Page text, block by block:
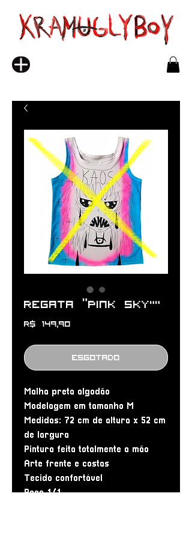
Regata “Pink Sky""
R$ 149,90
Esgotado
Malha preta algodão
Modelagem em tamanho M
Medidas: 72 cm de altura x 52 cm
de largura
Pintura feita totalmente a mão
Arte frente e costas
Tecido confortável
Peça 1/1